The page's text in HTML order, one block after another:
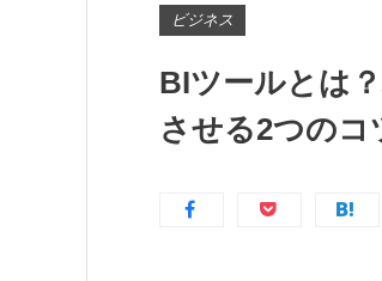
ビジネス
BIツールとは
させる2つのコ